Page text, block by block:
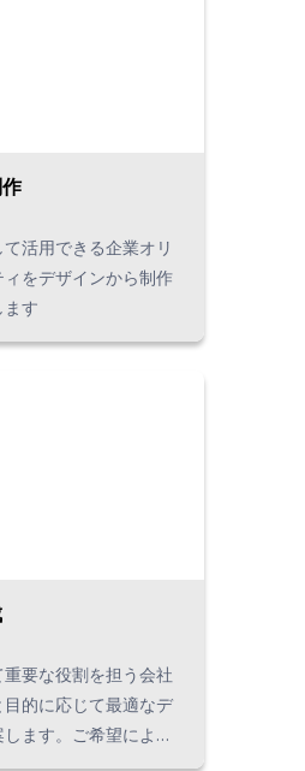
活用できる企業オリ
をデザインから制作
ます
要な役割を担う会社
的に応じて最適なデ
ます。ご希望によっ
スト原稿の制作から